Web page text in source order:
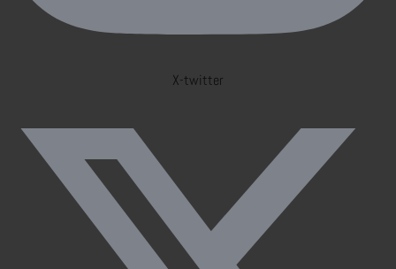
X-twitter